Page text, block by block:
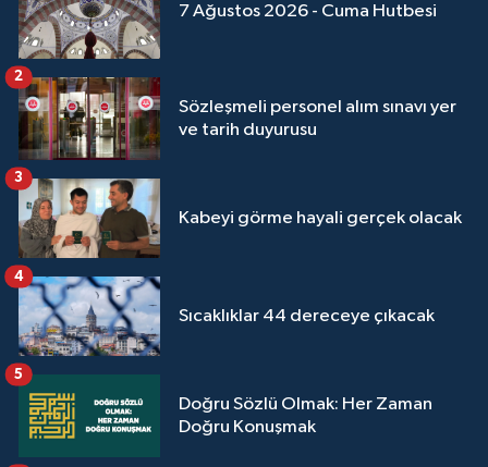
7 Ağustos 2026 - Cuma Hutbesi
Sözleşmeli personel alım sınavı yer
ve tarih duyurusu
2
Kabeyi görme hayali gerçek olacak
3
Sıcaklıklar 44 dereceye çıkacak
4
Doğru Sözlü Olmak: Her Zaman
Doğru Konuşmak
5